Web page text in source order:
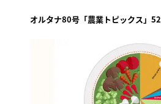
オルタナ80号「農業トピックス」52